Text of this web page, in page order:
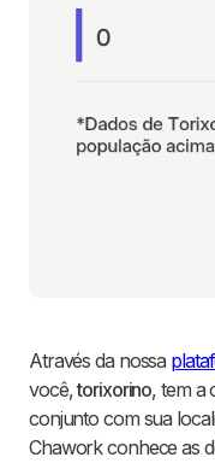
Através da nossa
você,torixorino, tem a
conjunto com sua
Chawork conhece as